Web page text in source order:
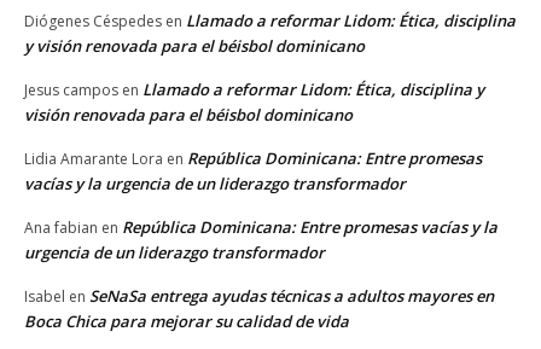
Diógenes Céspedes en Llamado a reformar Lidom: Ética, disciplina
y visión renovada para el béisbol dominicano
Jesus campos en Llamado a reformar Lidom: Ética, disciplina y
visión renovada para el béisbol dominicano
Lidia Amarante Lora en República Dominicana: Entre promesas
vacías y la urgencia de un liderazgo transformador
Ana fabian en República Dominicana: Entre promesas vacías y la
urgencia de un liderazgo transformador
Isabel en SeNaSa entrega ayudas técnicas a adultos mayores en
Boca Chica para mejorar su calidad de vida